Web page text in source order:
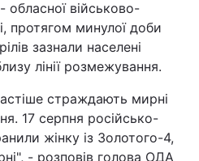
обласної військово-
протягом минулої доби
зазнали населені
лінії розмежування.
страждають мирні
17 серпня російсько-
жінку із Золотого-4,
- розповів голова ОДА